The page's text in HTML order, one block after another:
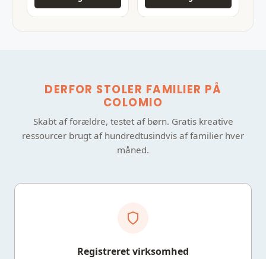
DERFOR STOLER FAMILIER PÅ
COLOMIO
Skabt af forældre, testet af børn. Gratis kreative
ressourcer brugt af hundredtusindvis af familier hver
måned.
Registreret virksomhed